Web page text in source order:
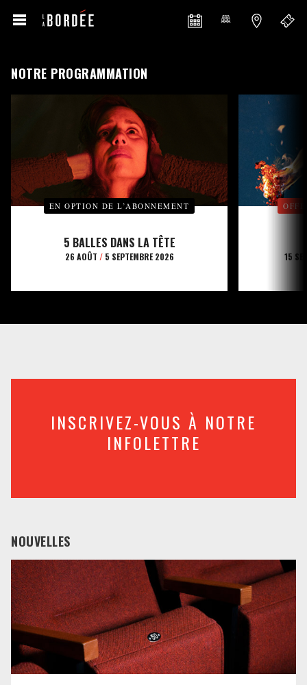
NOTRE PROGRAMMATION
EN OPTION DE L’ABONNEMENT
5 BALLES DANS LA TÊTE
26 AOÛT /5 SEPTEMBRE 2026 15
INSCRIVEZ-VOUS À NOTRE
INFOLETTRE
NOUVELLES